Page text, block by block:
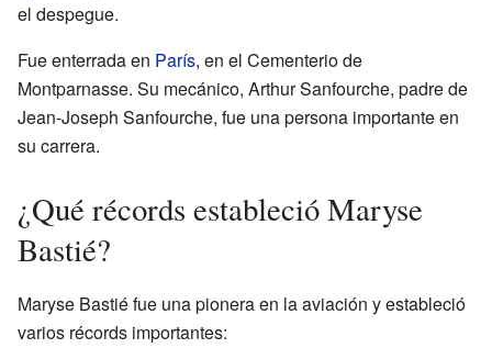
el despegue.
Fue enterrada en París, en el Cementerio de
Montparnasse. Su mecánico, Arthur Sanfourche, padre de
Jean-Joseph Sanfourche, fue una persona importante en
su carrera.
¿Qué récords estableció Maryse
Bastié?
Maryse Bastié fue una pionera en la aviación y estableció
varios récords importantes: